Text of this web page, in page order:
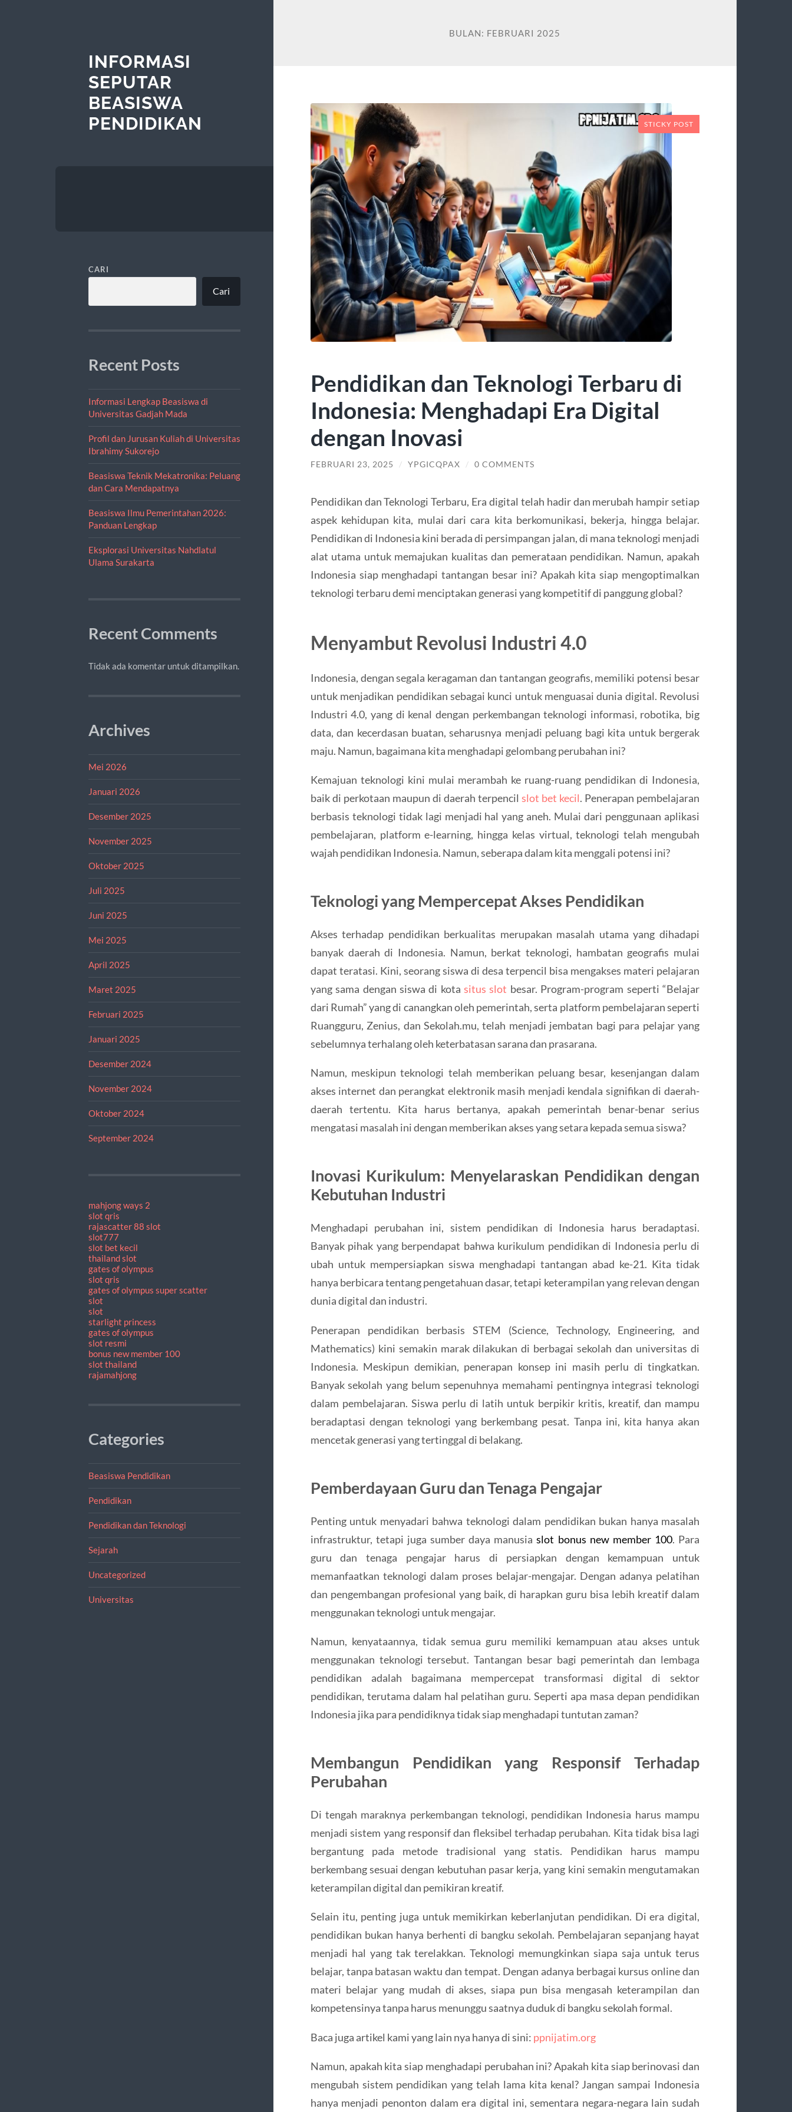
INFORMASI
SEPUTAR
BEASISWA
PENDIDIKAN
CARI
Cari
Recent Posts
Informasi Lengkap Beasiswa di
Universitas Gadjah Mada
Profil dan Jurusan Kuliah di Universitas
Ibrahimy Sukorejo
Beasiswa Teknik Mekatronika: Peluang
dan Cara Mendapatnya
Beasiswa Ilmu Pemerintahan 2026:
Panduan Lengkap
Eksplorasi Universitas Nahdlatul
Ulama Surakarta
Recent Comments
Tidak ada komentar untuk ditampilkan.
Archives
Mei 2026
Januari 2026
Desember 2025
November 2025
Oktober 2025
Juli 2025
Juni 2025
Mei 2025
April 2025
Maret 2025
Februari 2025
Januari 2025
Desember 2024
November 2024
Oktober 2024
September 2024
mahjong ways 2
slot qris
rajascatter 88 slot
slot777
slot bet kecil
thailand slot
gates of olympus
slot qris
gates of olympus super scatter
slot
slot
starlight princess
gates of olympus
slot resmi
bonus new member 100
slot thailand
rajamahjong
Categories
Beasiswa Pendidikan
Pendidikan
Pendidikan dan Teknologi
Sejarah
Uncategorized
Universitas
BULAN: FEBRUARI 2025
STICKY POST
Pendidikan dan Teknologi Terbaru di
Indonesia: Menghadapi Era Digital
dengan Inovasi
FEBRUARI 23, 2025 / YPGICQPAX / 0 COMMENTS
Pendidikan dan Teknologi Terbaru, Era digital telah hadir dan merubah hampir setiap
aspek kehidupan kita, mulai dari cara kita berkomunikasi, bekerja, hingga belajar.
Pendidikan di Indonesia kini berada di persimpangan jalan, di mana teknologi menjadi
alat utama untuk memajukan kualitas dan pemerataan pendidikan. Namun, apakah
Indonesia siap menghadapi tantangan besar ini? Apakah kita siap mengoptimalkan
teknologi terbaru demi menciptakan generasi yang kompetitif di panggung global?
Menyambut Revolusi Industri 4.0
Indonesia, dengan segala keragaman dan tantangan geografis, memiliki potensi besar
untuk menjadikan pendidikan sebagai kunci untuk menguasai dunia digital. Revolusi
Industri 4.0, yang di kenal dengan perkembangan teknologi informasi, robotika, big
data, dan kecerdasan buatan, seharusnya menjadi peluang bagi kita untuk bergerak
maju. Namun, bagaimana kita menghadapi gelombang perubahan ini?
Kemajuan teknologi kini mulai merambah ke ruang-ruang pendidikan di Indonesia,
baik di perkotaan maupun di daerah terpencil slot bet kecil. Penerapan pembelajaran
berbasis teknologi tidak lagi menjadi hal yang aneh. Mulai dari penggunaan aplikasi
pembelajaran, platform e-learning, hingga kelas virtual, teknologi telah mengubah
wajah pendidikan Indonesia. Namun, seberapa dalam kita menggali potensi ini?
Teknologi yang Mempercepat Akses Pendidikan
Akses terhadap pendidikan berkualitas merupakan masalah utama yang dihadapi
banyak daerah di Indonesia. Namun, berkat teknologi, hambatan geografis mulai
dapat teratasi. Kini, seorang siswa di desa terpencil bisa mengakses materi pelajaran
yang sama dengan siswa di kotasitus slot besar. Program-program seperti “Belajar
dari Rumah” yang di canangkan oleh pemerintah, serta platform pembelajaran seperti
Ruangguru, Zenius, dan Sekolah.mu, telah menjadi jembatan bagi para pelajar yang
sebelumnya terhalang oleh keterbatasan sarana dan prasarana.
Namun, meskipun teknologi telah memberikan peluang besar, kesenjangan dalam
akses internet dan perangkat elektronik masih menjadi kendala signifikan di daerah-
daerah tertentu. Kita harus bertanya, apakah pemerintah benar-benar serius
mengatasi masalah ini dengan memberikan akses yang setara kepada semua siswa?
Inovasi Kurikulum: Menyelaraskan Pendidikan dengan
Kebutuhan Industri
Menghadapi perubahan ini, sistem pendidikan di Indonesia harus beradaptasi.
Banyak pihak yang berpendapat bahwa kurikulum pendidikan di Indonesia perlu di
ubah untuk mempersiapkan siswa menghadapi tantangan abad ke-21. Kita tidak
hanya berbicara tentang pengetahuan dasar, tetapi keterampilan yang relevan dengan
dunia digital dan industri.
Penerapan pendidikan berbasis STEM (Science, Technology, Engineering, and
Mathematics) kini semakin marak dilakukan di berbagai sekolah dan universitas di
Indonesia. Meskipun demikian, penerapan konsep ini masih perlu di tingkatkan.
Banyak sekolah yang belum sepenuhnya memahami pentingnya integrasi teknologi
dalam pembelajaran. Siswa perlu di latih untuk berpikir kritis, kreatif, dan mampu
beradaptasi dengan teknologi yang berkembang pesat. Tanpa ini, kita hanya akan
mencetak generasi yang tertinggal di belakang.
Pemberdayaan Guru dan Tenaga Pengajar
Penting untuk menyadari bahwa teknologi dalam pendidikan bukan hanya masalah
infrastruktur, tetapi juga sumber daya manusiaslot bonus new member 100. Para
guru dan tenaga pengajar harus di persiapkan dengan kemampuan untuk
memanfaatkan teknologi dalam proses belajar-mengajar. Dengan adanya pelatihan
dan pengembangan profesional yang baik, di harapkan guru bisa lebih kreatif dalam
menggunakan teknologi untuk mengajar.
Namun, kenyataannya, tidak semua guru memiliki kemampuan atau akses untuk
menggunakan teknologi tersebut. Tantangan besar bagi pemerintah dan lembaga
pendidikan adalah bagaimana mempercepat transformasi digital di sektor
pendidikan, terutama dalam hal pelatihan guru. Seperti apa masa depan pendidikan
Indonesia jika para pendidiknya tidak siap menghadapi tuntutan zaman?
Membangun Pendidikan yang Responsif Terhadap
Perubahan
Di tengah maraknya perkembangan teknologi, pendidikan Indonesia harus mampu
menjadi sistem yang responsif dan fleksibel terhadap perubahan. Kita tidak bisa lagi
bergantung pada metode tradisional yang statis. Pendidikan harus mampu
berkembang sesuai dengan kebutuhan pasar kerja, yang kini semakin mengutamakan
keterampilan digital dan pemikiran kreatif.
Selain itu, penting juga untuk memikirkan keberlanjutan pendidikan. Di era digital,
pendidikan bukan hanya berhenti di bangku sekolah. Pembelajaran sepanjang hayat
menjadi hal yang tak terelakkan. Teknologi memungkinkan siapa saja untuk terus
belajar, tanpa batasan waktu dan tempat. Dengan adanya berbagai kursus online dan
materi belajar yang mudah di akses, siapa pun bisa mengasah keterampilan dan
kompetensinya tanpa harus menunggu saatnya duduk di bangku sekolah formal.
Baca juga artikel kami yang lain nya hanya di sini: ppnijatim.org
Namun, apakah kita siap menghadapi perubahan ini? Apakah kita siap berinovasi dan
mengubah sistem pendidikan yang telah lama kita kenal? Jangan sampai Indonesia
hanya menjadi penonton dalam era digital ini, sementara negara-negara lain sudah